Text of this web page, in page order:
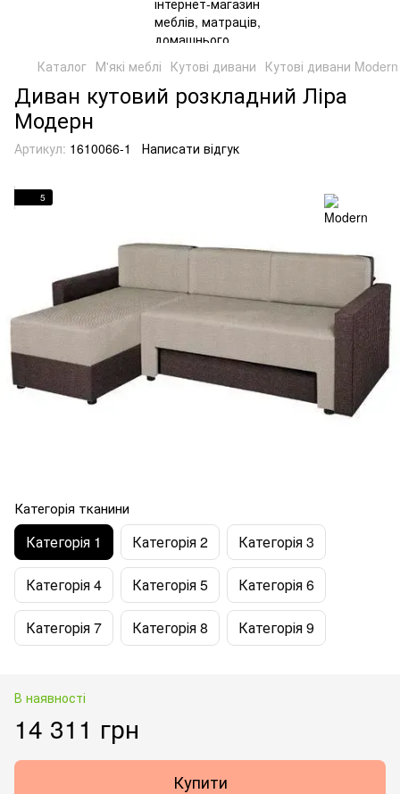
Каталог М'які меблі Кутові дивани Кутові дивани Modern
Диван кутовий розкладний Ліра
Модерн
Артикул: 1610066-1 Написати відгук
5
Категорія тканини
Категорія 1 Категорія 2 Категорія 3
Категорія 4 Категорія 5 Категорія 6
Категорія 7 Категорія 8 Категорія 9
В наявності
14 311 грн
Купити